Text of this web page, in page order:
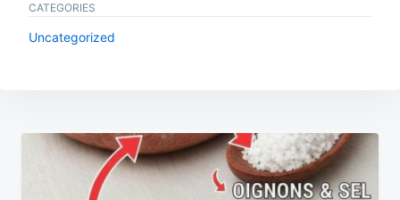
CATEGORIES
Uncategorized
Post
navigation